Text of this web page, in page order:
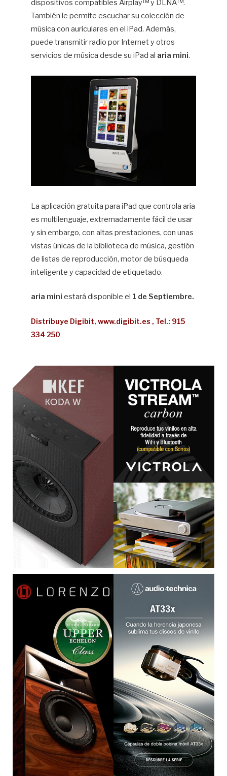
dispositivos compatibles Airplay™ y DLNA™.
También le permite escuchar su colección de
música con auriculares en el iPad. Además,
puede transmitir radio por Internet y otros
servicios de música desde su iPad al aria mini.
La aplicación gratuita para iPad que controla aria
es multilenguaje, extremadamente fácil de usar
y sin embargo, con altas prestaciones, con unas
vistas únicas de la biblioteca de música, gestión
de listas de reproducción, motor de búsqueda
inteligente y capacidad de etiquetado.
aria mini estará disponible el 1 de Septiembre.
Distribuye Digibit, www.digibit.es , Tel.: 915
334 250